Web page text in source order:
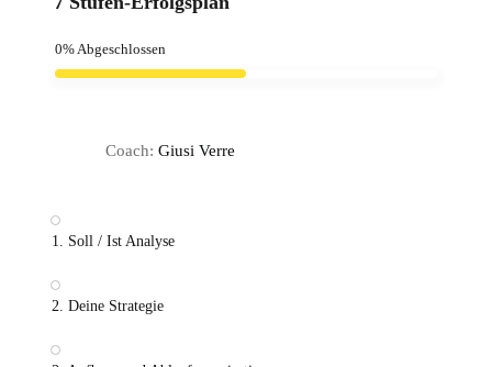
0% Abgeschlossen
Coach: Giusi Verre
1. Soll / Ist Analyse
2. Deine Strategie